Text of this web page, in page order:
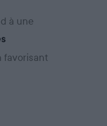
à une
favorisant